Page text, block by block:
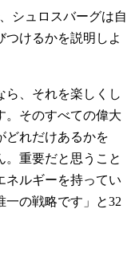
シュロスバーグは自
つけるかを説明しよ
ら、それを楽しくし
。そのすべての偉大
どれだけあるかを
。重要だと思うこと
ネルギーを持ってい
一の戦略です」と32